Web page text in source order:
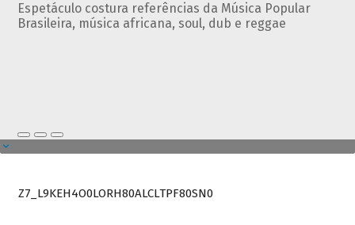
Espetáculo costura referências da Música Popular
Brasileira, música africana, soul, dub e reggae
Z7_L9KEH4O0LORH80ALCLTPF80SN0